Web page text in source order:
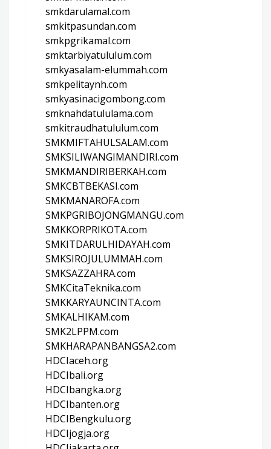
smkdarulamal.com
smkitpasundan.com
smkpgrikamal.com
smktarbiyatululum.com
smkyasalam-elummah.com
smkpelitaynh.com
smkyasinacigombong.com
smknahdatululama.com
smkitraudhatululum.com
SMKMIFTAHULSALAM.com
SMKSILIWANGIMANDIRI.com
SMKMANDIRIBERKAH.com
SMKCBTBEKASI.com
SMKMANAROFA.com
SMKPGRIBOJONGMANGU.com
SMKKORPRIKOTA.com
SMKITDARULHIDAYAH.com
SMKSIROJULUMMAH.com
SMKSAZZAHRA.com
SMKCitaTeknika.com
SMKKARYAUNCINTA.com
SMKALHIKAM.com
SMK2LPPM.com
SMKHARAPANBANGSA2.com
HDCIaceh.org
HDCIbali.org
HDCIbangka.org
HDCIbanten.org
HDCIBengkulu.org
HDCIjogja.org